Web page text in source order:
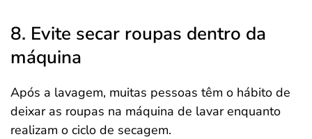
8. Evite secar roupas dentro da
máquina
Após a lavagem, muitas pessoas têm o hábito de
deixar as roupas na máquina de lavar enquanto
realizam o ciclo de secagem.